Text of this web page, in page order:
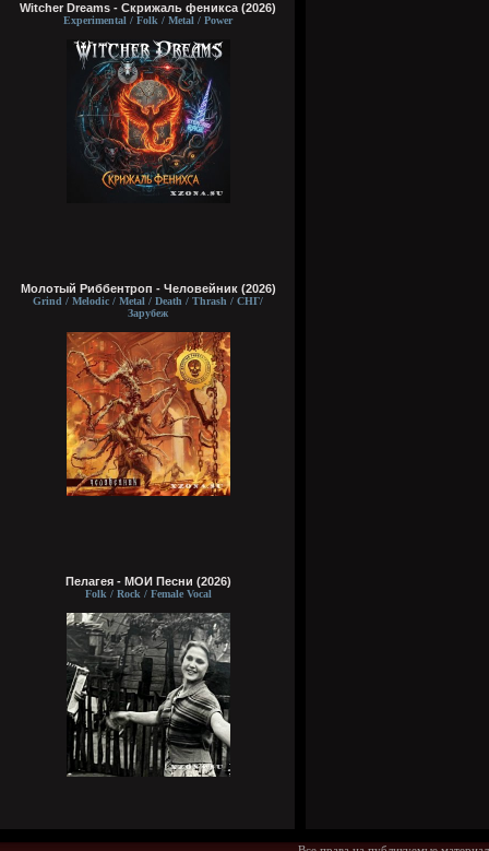
Witcher Dreams - Скрижаль феникса (2026)
Experimental / Folk / Metal / Power
Молотый Риббентроп - Человейник (2026)
Grind / Melodic / Metal / Death / Thrash / СНГ/
Зарубеж
Пелагея - МОИ Песни (2026)
Folk / Rock / Female Vocal